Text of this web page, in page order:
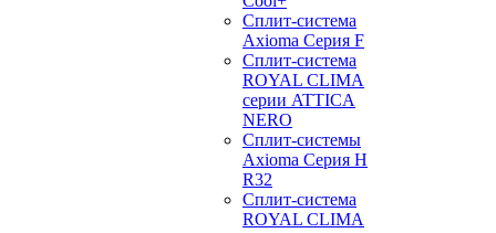
Сплит-система
Axioma Серия F
Сплит-система
ROYAL CLIMA
серии ATTICA
NERO
Сплит-системы
Axioma Серия H
R32
Сплит-система
ROYAL CLIMA